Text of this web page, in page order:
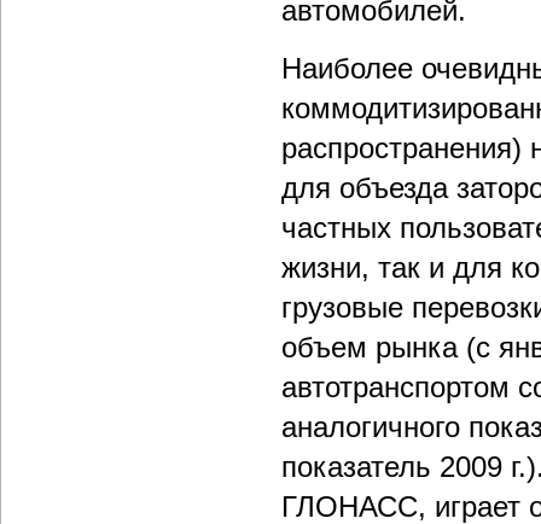
автомобилей.
Наиболее
распространения)
для объезда
частных
жизни, так и для
грузовые
объем рынка (с
автотранспортом
аналогичного
показатель 2009
ГЛОНАСС, играет